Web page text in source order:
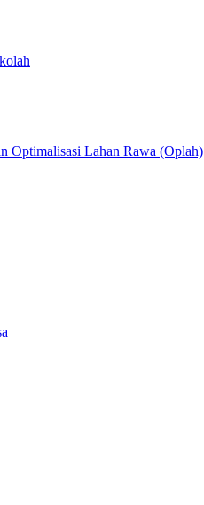
Optimalisasi Lahan Rawa (Oplah)